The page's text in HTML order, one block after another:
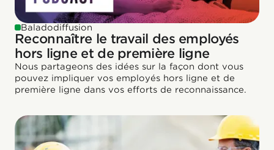
Baladodiffusion
Reconnaître le travail des employés
hors ligne et de première ligne
Nous partageons des idées sur la façon dont vous
pouvez impliquer vos employés hors ligne et de
première ligne dans vos efforts de reconnaissance.